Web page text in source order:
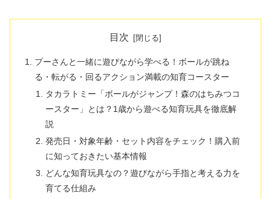
目次
プーさんと一緒に遊びながら学べる！ボールが跳ね
る・転がる・回るアクション満載の知育コースター
タカラトミー「ボールがジャンプ！森のはちみつコ
ースター」とは？1歳から遊べる知育玩具を徹底解
説
発売日・対象年齢・セット内容をチェック！購入前
に知っておきたい基本情報
どんな知育玩具なの？遊びながら手指と考える力を
育てる仕組み